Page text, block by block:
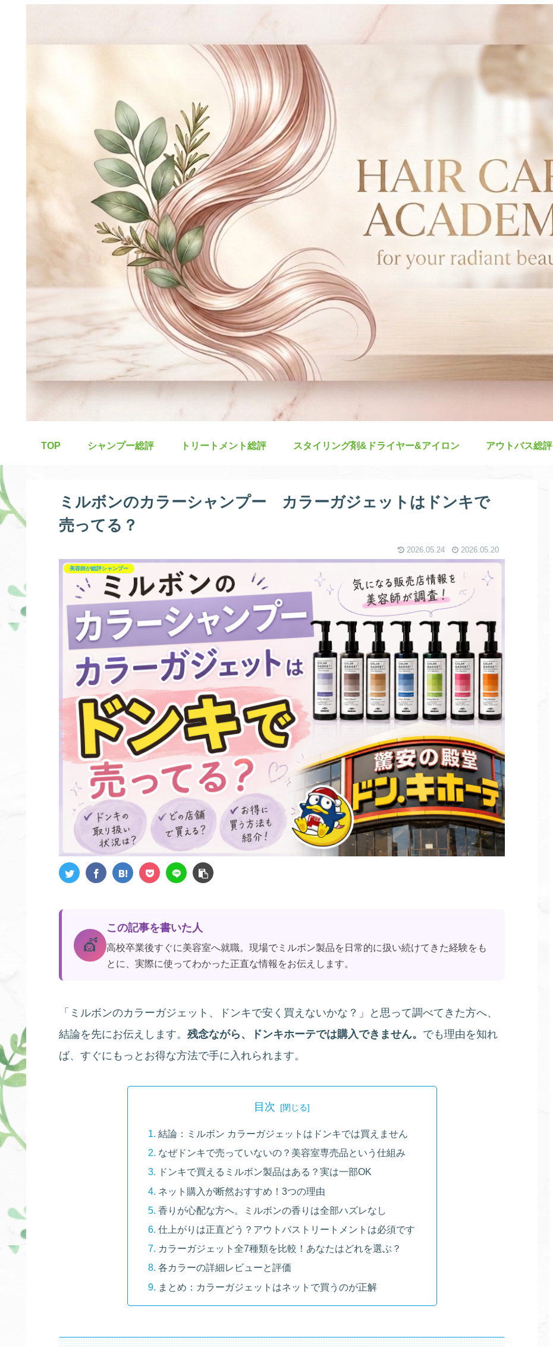
TOP シャンプー総評 トリートメント総評 スタイリング剤&ドライヤー&アイロン アウトバス総評
ミルボンのカラーシャンプー カラーガジェットはドンキで
売ってる？
2026.05.24 2026.05.20
美容師が総評シャンプー
💇
この記事を書いた人
高校卒業後すぐに美容室へ就職。現場でミルボン製品を日常的に扱い続けてきた経験をも
とに、実際に使ってわかった正直な情報をお伝えします。
「ミルボンのカラーガジェット、ドンキで安く買えないかな？」と思って調べてきた方へ、
結論を先にお伝えします。 残念ながら、ドンキホーテでは購入できません。 でも理由を知れ
ば、すぐにもっとお得な方法で手に入れられます。
目次
結論：ミルボン カラーガジェットはドンキでは買えません
なぜドンキで売っていないの？美容室専売品という仕組み
ドンキで買えるミルボン製品はある？実は一部OK
ネット購入が断然おすすめ！3つの理由
香りが心配な方へ。ミルボンの香りは全部ハズレなし
仕上がりは正直どう？アウトバストリートメントは必須です
カラーガジェット全7種類を比較！あなたはどれを選ぶ？
各カラーの詳細レビューと評価
まとめ：カラーガジェットはネットで買うのが正解